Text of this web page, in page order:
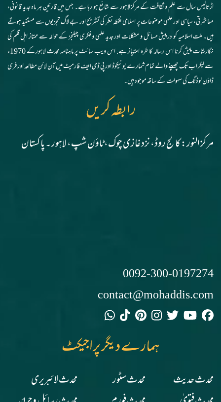
اڑتالیس سال سے علم و ثقافت کے مرکز لاہور سے شائع ہو رہا ہے۔ جس میں قارئین ہر ماہ جدید قانونی،
معاشرتی، سیاسی اور علمی موضوعات پر اسلامی نقطہ نظر کی تشریح اور بے لاگ تجزیوں سے مستفید ہوتے
ہیں۔ ملت اسلامیہ کو درپیش مسائل و مشکلات اور جدید علمی و فکری چیلنجز کے حوالہ سے ممتاز اہل قلم کی
نگارشات پیش کرنا اس رسالہ کا طرہ امتیاز ہے. اس ویب سائٹ پر ماہنامہ محدث لاہورکے 1970ء
سے لیکر اب تک چھپنے والے تمام شمارے یونیکوڈ اور پی ڈی ایف فارمیٹ میں آن لائن مطالعہ اور فری
ڈاؤن لوڈنگ کی سہولت کے ساتھ موجود ہیں۔
رابطہ کریں
مرکز النور: کالج روڈ، نزد غازی چوک، ٹاؤن شپ، لاہور ۔ پاکستان
0092-300-0197274
contact@mohaddis.com
ہمارے دیگر پراجیکٹ
محدث حدیث محدث سٹور
محدث لائبریری